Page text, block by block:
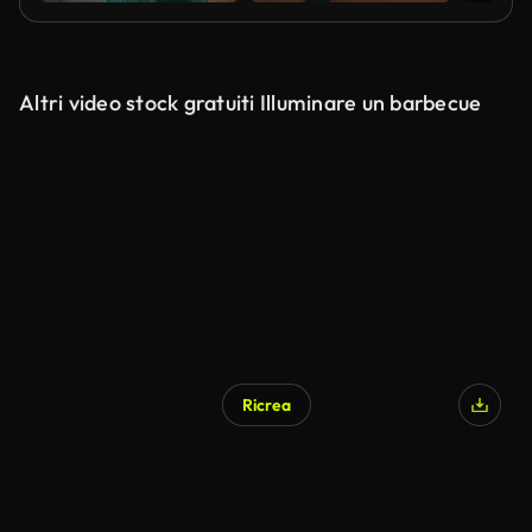
Altri video stock gratuiti Illuminare un barbecue
Ricrea